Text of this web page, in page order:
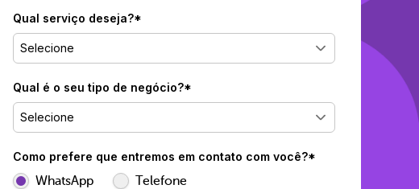
Qual serviço deseja?*
Selecione
Qual é o seu tipo de negócio?*
Selecione
Como prefere que entremos em contato com você?*
WhatsApp Telefone